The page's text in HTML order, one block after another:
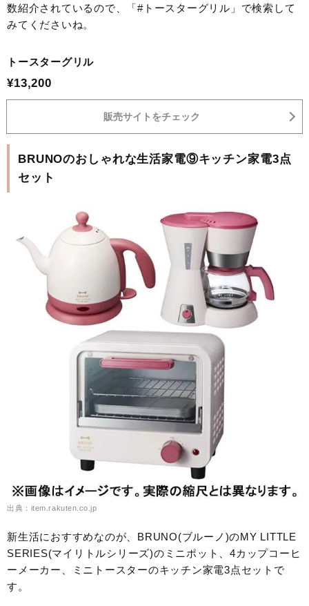
数紹介されているので、「#トースターグリル」で検索して
みてくださいね。
トースターグリル
¥13,200
販売サイトをチェック
BRUNOのおしゃれな生活家電⑨キッチン家電3点
セット
出典：item.rakuten.co.jp
新生活におすすめなのが、BRUNO(ブルーノ)のMY LITTLE
SERIES(マイリトルシリーズ)のミニポット、4カップコーヒ
ーメーカー、ミニトースターのキッチン家電3点セットで
す。